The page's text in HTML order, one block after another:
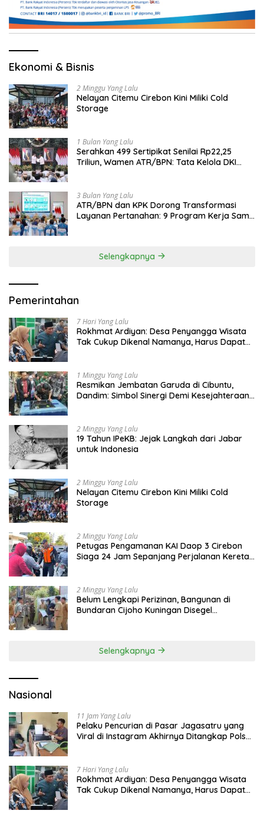
Ekonomi & Bisnis
2 Minggu Yang Lalu
Nelayan Citemu Cirebon Kini Miliki Cold
Storage
1 Bulan Yang Lalu
Serahkan 499 Sertipikat Senilai Rp22,25
Triliun, Wamen ATR/BPN: Tata Kelola DKI
3 Bulan Yang Lalu
ATR/BPN dan KPK Dorong Transformasi
Layanan Pertanahan: 9 Program Kerja Sama
Selengkapnya
Pemerintahan
7 Hari Yang Lalu
Rokhmat Ardiyan: Desa Penyangga Wisata
Tak Cukup Dikenal Namanya, Harus Dapat
1 Minggu Yang Lalu
Resmikan Jembatan Garuda di Cibuntu,
Dandim: Simbol Sinergi Demi Kesejahteraan
2 Minggu Yang Lalu
19 Tahun IPeKB: Jejak Langkah dari Jabar
untuk Indonesia
2 Minggu Yang Lalu
Nelayan Citemu Cirebon Kini Miliki Cold
Storage
2 Minggu Yang Lalu
Petugas Pengamanan KAI Daop 3 Cirebon
Siaga 24 Jam Sepanjang Perjalanan Kereta
2 Minggu Yang Lalu
Belum Lengkapi Perizinan, Bangunan di
Bundaran Cijoho Kuningan Disegel
Selengkapnya
Nasional
11 Jam Yang Lalu
Pelaku Pencurian di Pasar Jagasatru yang
Viral di Instagram Akhirnya Ditangkap Polsek
7 Hari Yang Lalu
Rokhmat Ardiyan: Desa Penyangga Wisata
Tak Cukup Dikenal Namanya, Harus Dapat